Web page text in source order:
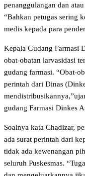
penanggulangan dan
“Bahkan petugas sering
medis kepada para
Kepala Gudang Farmasi
obat-obatan larvasidasi
gudang farmasi. “Obat-
perintah dari Dinas
gudang Farmasi Dinkes
Soalnya kata Chadizar,
ada surat perintah dari
tidak ada kewenangan
seluruh Puskesmas.